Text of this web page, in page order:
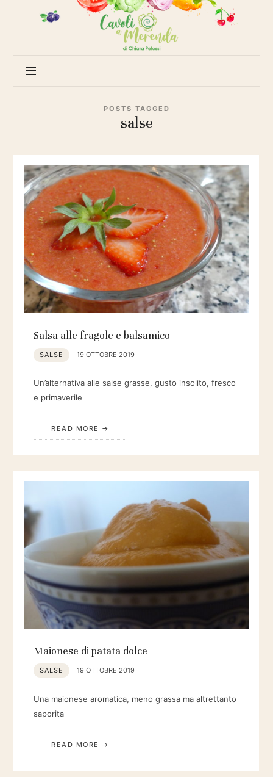
POSTS TAGGED
salse
Salsa alle fragole e balsamico
SALSE 19 OTTOBRE 2019
Un’alternativa alle salse grasse, gusto insolito, fresco
e primaverile
READ MORE
Maionese di patata dolce
SALSE 19 OTTOBRE 2019
Una maionese aromatica, meno grassa ma altrettanto
saporita
READ MORE